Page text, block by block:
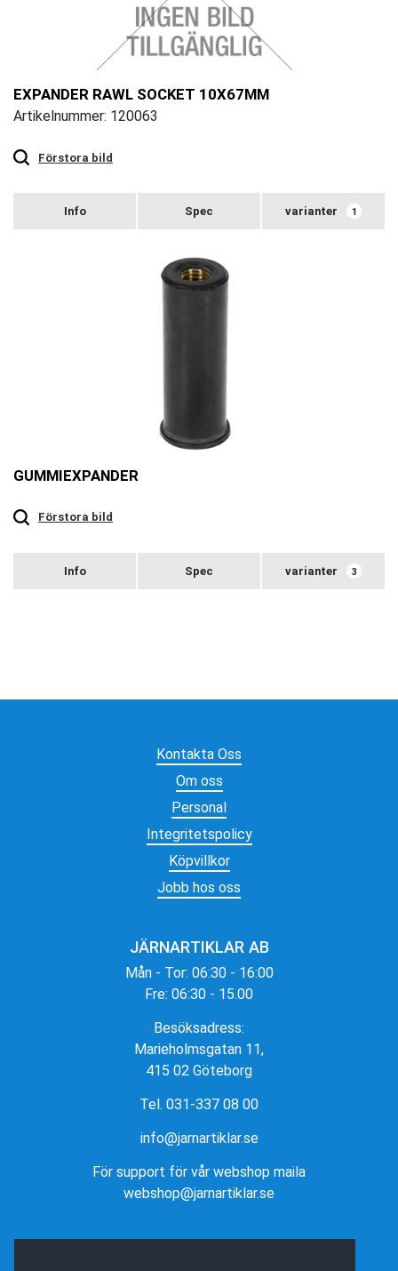
EXPANDER RAWL SOCKET 10X67MM
Artikelnummer: 120063
Förstora bild
zoom
varianter 1
GUMMIEXPANDER
Förstora bild
zoom
varianter 3
Kontakta Oss
Om oss
Personal
Integritetspolicy
Köpvillkor
Jobb hos oss
JÄRNARTIKLAR AB
Mån - Tor: 06:30 - 16:00
Fre: 06:30 - 15.00
Besöksadress:
Marieholmsgatan 11,
415 02 Göteborg
Tel. 031-337 08 00
info@jarnartiklar.se
För support för vår webshop maila
webshop@jarnartiklar.se